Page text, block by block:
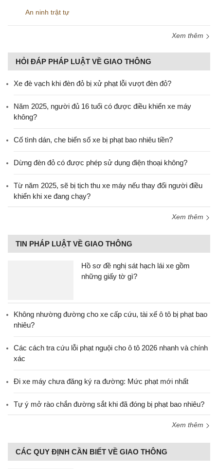
An ninh trật tự
Xem thêm
HỎI ĐÁP PHÁP LUẬT VỀ GIAO THÔNG
Xe đè vạch khi đèn đỏ bị xử phạt lỗi vượt đèn đỏ?
Năm 2025, người đủ 16 tuổi có được điều khiển xe máy
không?
Cố tình dán, che biển số xe bị phạt bao nhiêu tiền?
Dừng đèn đỏ có được phép sử dụng điện thoại không?
Từ năm 2025, sẽ bị tịch thu xe máy nếu thay đổi người điều
khiển khi xe đang chạy?
Xem thêm
TIN PHÁP LUẬT VỀ GIAO THÔNG
Hồ sơ đề nghị sát hạch lái xe gồm
những giấy tờ gì?
Không nhường đường cho xe cấp cứu, tài xế ô tô bị phạt bao
nhiêu?
Các cách tra cứu lỗi phạt nguội cho ô tô 2026 nhanh và chính
xác
Đi xe máy chưa đăng ký ra đường: Mức phạt mới nhất
Tự ý mở rào chắn đường sắt khi đã đóng bị phạt bao nhiêu?
Xem thêm
CÁC QUY ĐỊNH CẦN BIẾT VỀ GIAO THÔNG